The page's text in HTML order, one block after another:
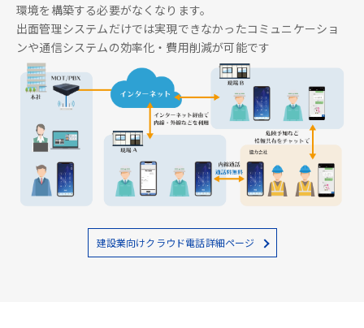
環境を構築する必要がなくなります。
出面管理システムだけでは実現できなかったコミュニケーショ
ンや通信システムの効率化・費用削減が可能です
建設業向けクラウド電話詳細ページ